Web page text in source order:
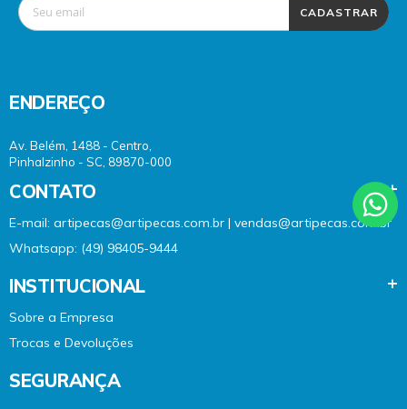
CADASTRAR
ENDEREÇO
Av. Belém, 1488 - Centro,
Pinhalzinho - SC, 89870-000
CONTATO
E-mail: artipecas@artipecas.com.br | vendas@artipecas.com.br
Whatsapp: (49) 98405-9444
INSTITUCIONAL
Sobre a Empresa
Trocas e Devoluções
SEGURANÇA